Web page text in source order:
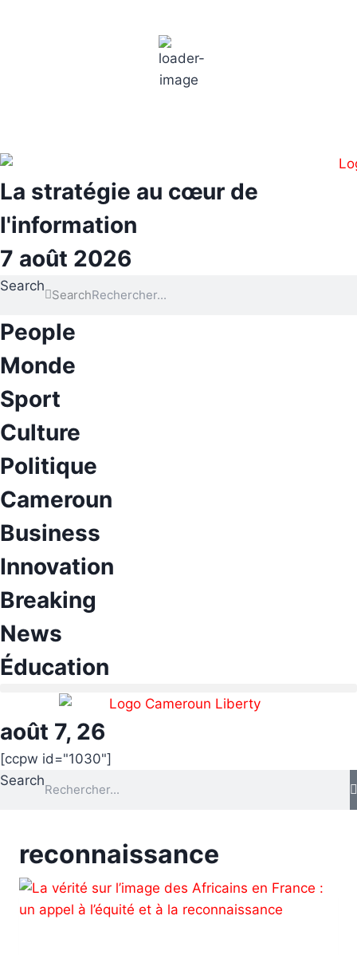
9:30 am,
18
La stratégie au cœur de
l'information
7 août 2026
Search
Search
People
Monde
Sport
Culture
Politique
Cameroun
Business
Innovation
Breaking
News
Éducation
août 7, 26
[ccpw id="1030"]
Search
reconnaissance